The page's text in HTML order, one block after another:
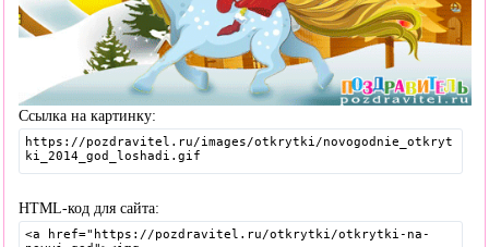
Ссылка на картинку:
HTML-код для сайта: